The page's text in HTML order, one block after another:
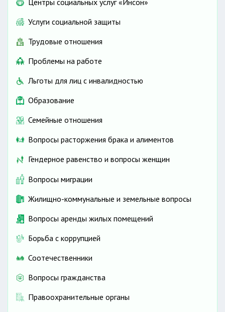
лет
дней;
без сохранения заработной платы
Центры социальных услуг «Инсон»
Услуги социальной защиты
Трудовые отношения
Проблемы на работе
Льготы для лиц с инвалидностью
Образование
Семейные отношения
Вопросы расторжения брака и алиментов
Гендерное равенство и вопросы женщин
Вопросы миграции
Жилищно-коммунальные и земельные вопросы
Вопросы аренды жилых помещений
Борьба с коррупцией
Соотечественники
Вопросы гражданства
Правоохранительные органы